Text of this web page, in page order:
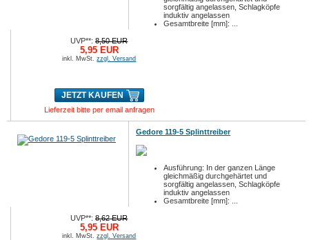
sorgfältig angelassen, Schlagköpfe
induktiv angelassen
Gesamtbreite [mm]: ...
UVP**:8,50 EUR
5,95 EUR
inkl. MwSt.zzgl. Versand
JETZT KAUFEN
Lieferzeit bitte per email anfragen
Gedore 119-5 Splinttreiber
Ausführung: In der ganzen Länge
gleichmäßig durchgehärtet und
sorgfältig angelassen, Schlagköpfe
induktiv angelassen
Gesamtbreite [mm]: ...
UVP**:8,62 EUR
5,95 EUR
inkl. MwSt.zzgl. Versand